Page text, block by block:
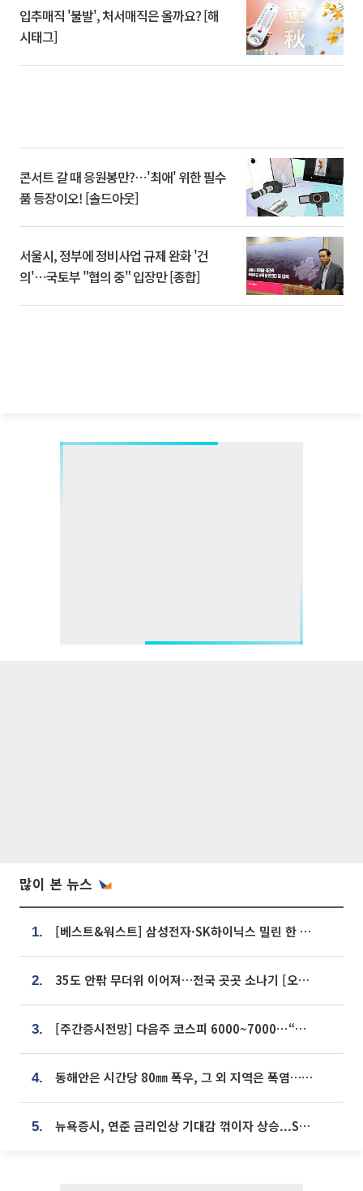
입추매직 '불발', 처서매직은 올까요? [해
시태그]
콘서트 갈 때 응원봉만?⋯'최애' 위한 필수
품 등장이오! [솔드아웃]
서울시, 정부에 정비사업 규제 완화 '건
의'⋯국토부 "협의 중" 입장만 [종합]
많이 본 뉴스
1. [베스트&워스트] 삼성전자·SK하이닉스 밀린 한 주…상상인증권은 85% 급등
2. 35도 안팎 무더위 이어져…전국 곳곳 소나기 [오늘 날씨]
3. [주간증시전망] 다음주 코스피 6000~7000⋯“外人 수급은 정책이 변수”
4. 동해안은 시간당 80㎜ 폭우, 그 외 지역은 폭염…‘극과 극 날씨’
5. 뉴욕증시, 연준 금리인상 기대감 꺾이자 상승...S&P500 사상 최고치 [종합]